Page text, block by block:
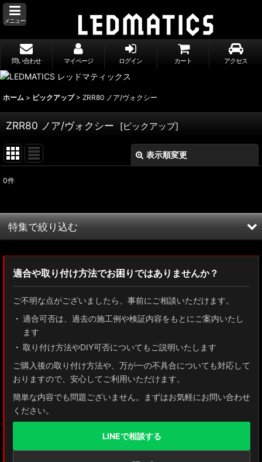
メニュー
問い合わせ マイページ ログイン カート アクセス
ホーム > ピックアップ > ZRR80 ノア/ヴォクシー
ZRR80 ノア/ヴォクシー [ピックアップ]
表示順変更
並び順:
0件
特集で絞り込む
ZN8 GR86
GUN125 ハイラックス
AXUH80/85 MXUA80/85 ハリアー
ZSU60 ハリアー
MXAA54 AXAH54/52 RAV4
GDJ150W/151 WTRJ150 ランドクルーザー プラド
適合や取り付け方法でお困りではありませんか？
ご不明な点がございましたら、事前にご相談いただけます。
適合可否は、過去の施工例や検証内容をもとにご案内いたし
ます
取り付け方法やDIY可否についてもご説明いたします
ご購入後の取り付け方法や、万が一の不具合についても対応して
おりますので、安心してご利用いただけます。
簡単な内容でも問題ございません。まずはお気軽にお問い合わせ
ください。
LINEで相談する